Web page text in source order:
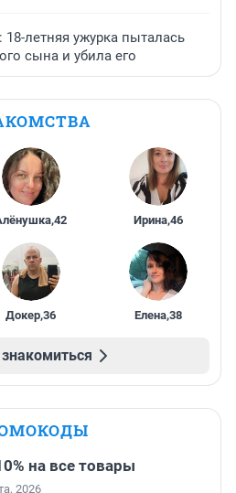
летняя ужурка пыталась
сына и убила его
,42 Ирина,46
Докер,36 Елена,38
на все товары
2026